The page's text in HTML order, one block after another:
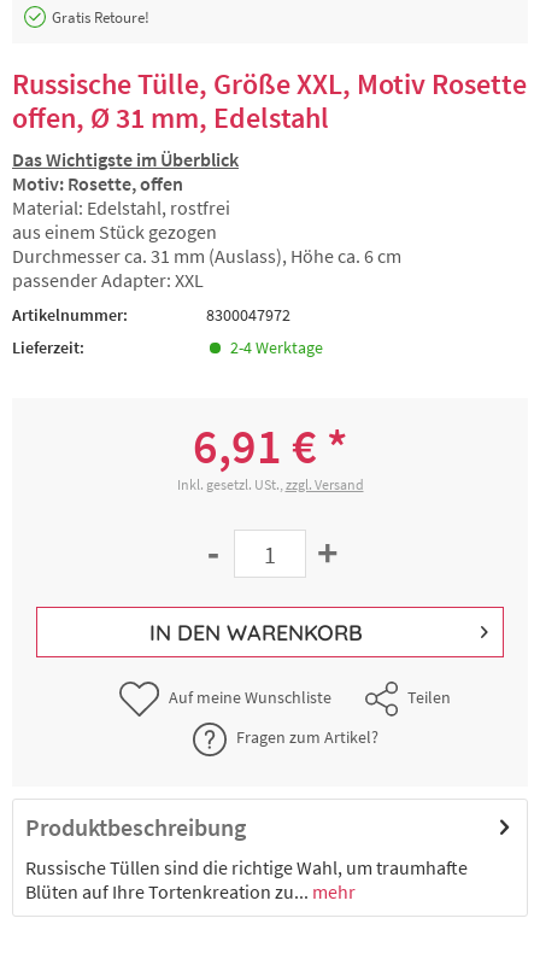
Gratis Retoure!
Russische Tülle, Größe XXL, Motiv Rosette
offen, Ø 31 mm, Edelstahl
Das Wichtigste im Überblick
Motiv: Rosette, offen
Material: Edelstahl, rostfrei
aus einem Stück gezogen
Durchmesser ca. 31 mm (Auslass), Höhe ca. 6 cm
passender Adapter: XXL
Artikelnummer:
8300047972
Lieferzeit:
2-4 Werktage
6,91 € *
Inkl. gesetzl. USt., zzgl. Versand
- +
IN DEN WARENKORB
Auf meine Wunschliste
Teilen
Fragen zum Artikel?
Produktbeschreibung
Russische Tüllen sind die richtige Wahl, um traumhafte
Blüten auf Ihre Tortenkreation zu... mehr